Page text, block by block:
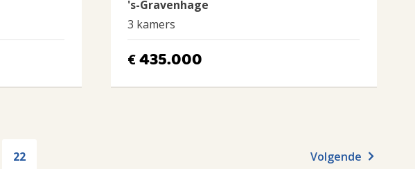
's-Gravenhage
3 kamers
€435.000
22 Volgende